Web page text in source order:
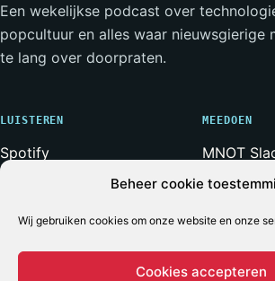
Beheer cookie
Wij gebruiken cookies om onze website en onze
Cookies accepteren
Een wekelijkse podcast over
popcultuur en alles waar nieuwsgierige
te lang over doorpraten.
LUISTEREN
Spotify
RSS-feed
MEEDOEN
MNOT